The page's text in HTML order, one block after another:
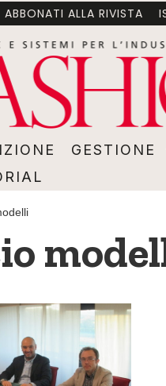
MANUTENZIONE GESTIONE
ABBONATI ALLA RIVISTA
GESTIONE